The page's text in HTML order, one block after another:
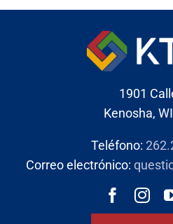
1901
Kenosha,
Teléfono:
Correo electrónico: